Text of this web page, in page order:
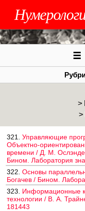
>
>
321. Управляющие
Объектно-
времени / Д. М.
Бином. Лаборатория
322. Основы
Богачев / Бином.
323. Информационные
технологии / В. А.
181443